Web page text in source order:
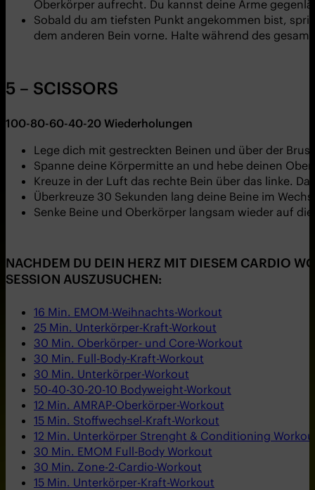
Oberkörper aufrecht. Du kannst deine Arme
Sobald du am tiefsten Punkt angekommen bist,
dem anderen Bein vorne. Halte während des
5 – SCISSORS
100-80-60-40-20 Wiederholungen
Lege dich mit gestreckten Beinen und über der
Spanne deine Körpermitte an und hebe deinen
Kreuze in der Luft das rechte Bein über das linke.
Überkreuze 30 Sekunden lang deine Beine im
Senke Beine und Oberkörper langsam wieder auf
NACHDEM DU DEIN HERZ MIT DIESEM CARDIO
SESSION AUSZUSUCHEN:
16 Min. EMOM-Weihnachts-Workout
25 Min. Unterkörper-Kraft-Workout
30 Min. Oberkörper- und Core-Workout
30 Min. Full-Body-Kraft-Workout
30 Min. Unterkörper-Workout
50-40-30-20-10 Bodyweight-Workout
12 Min. AMRAP-Oberkörper-Workout
15 Min. Stoffwechsel-Kraft-Workout
12 Min. Unterkörper Strenght & Conditioning
30 Min. EMOM Full-Body Workout
30 Min. Zone-2-Cardio-Workout
15 Min. Unterkörper-Kraft-Workout